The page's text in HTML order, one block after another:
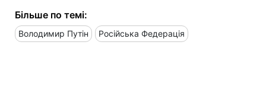
Більше по темі:
Володимир Путін Російська Федерація